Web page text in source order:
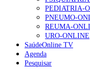
Trodelvy
mama triplo
elegíveis
58 visualizações
PEDIATRIA-
PNEUMO-
REUMA-
URO-ONLINE
SaúdeOnline TV
Agenda
Pesquisar